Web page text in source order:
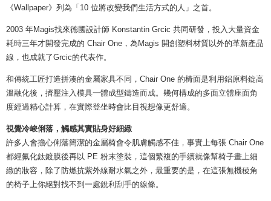
《Wallpaper》列為「10 位將改變我們生活方式的人」之首。
2003 年Magis找來德國設計師 Konstantin Grcic 共同研發，投入大量資金
耗時三年才開發完成的 Chair One，為Magis 開創塑料材質以外的革新產品
線，也成就了Grcic的代表作。
和傳統工匠打造拼湊的金屬家具不同，Chair One 的椅面是利用鋁原料錠高
溫融化後，擠壓注入模具一體成型鑄造而成。幾何構成的多面立體座面角
度經過精心計算，在實際登坐時會比目視想像更舒適。
視覺冷峻俐落，觸感其實貼身好細緻
許多人會擔心俐落簡潔的金屬椅會令肌膚觸感不佳，事實上每張 Chair One
都經氟化鈦鍍膜後再以 PE 粉末塗裝，這個繁複的手續就像幫椅子畫上細
緻的妝容，除了防燃抗紫外線耐水氣之外，最重要的是，在這張無機稜角
的椅子上你絕對找不到一處銳利刮手的線條。